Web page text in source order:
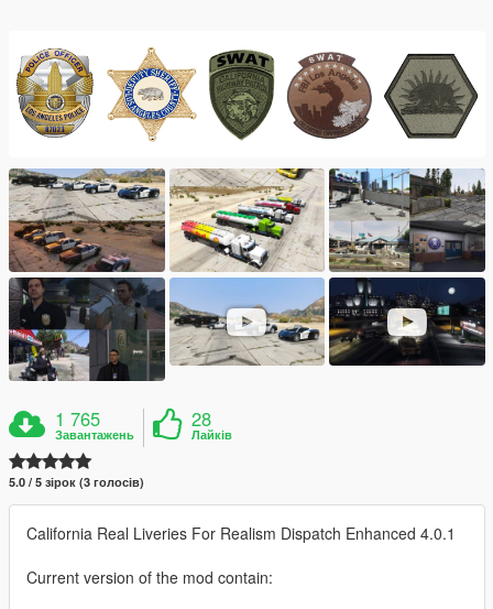
1 765
Завантажень
28
Лайків
5.0 / 5 зірок (3 голосів)
California Real Liveries For Realism Dispatch Enhanced 4.0.1
Current version of the mod contain: